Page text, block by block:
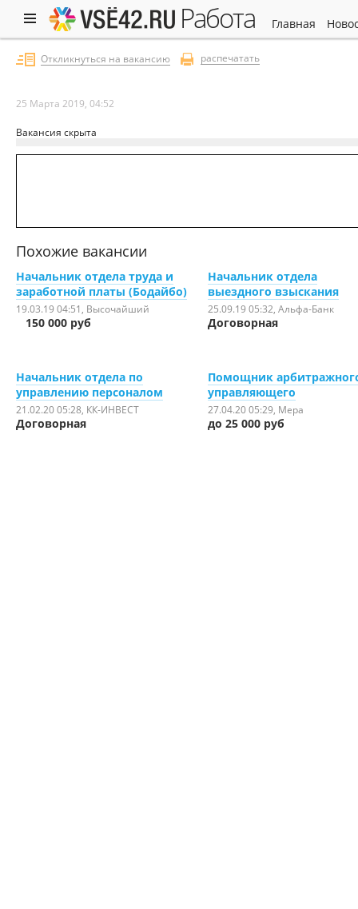
работа главная
Откликнуться на вакансию распечатать
25 Марта 2019, 04:52
Вакансия скрыта
Похожие вакансии
Начальник отдела труда и
заработной платы (Бодайбо)
19.03.19 04:51 , Высочайший
150 000 руб
Начальник отдела
выездного взыскания
25.09.19 05:32 , Альфа-Банк
Договорная
Начальник отдела по
управлению персоналом
21.02.20 05:28 , КК-ИНВЕСТ
Договорная
Помощник
управляющего
27.04.20 05:29 , Мера
до 25 000 руб